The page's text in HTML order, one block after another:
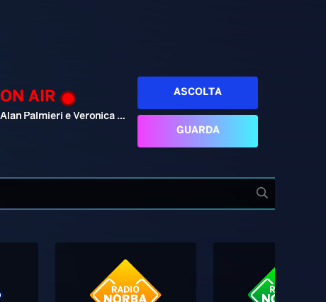
ON AIR
Alan Palmieri e Veronica Pellegrino
ASCOLTA
GUARDA